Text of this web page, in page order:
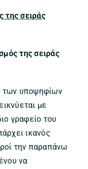
της σειράς
της σειράς
των υποψηφίων
με
γραφείο του
ικανός
την παραπάνω
να